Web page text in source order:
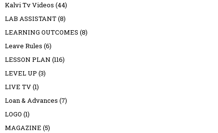
Kalvi Tv Videos (44)
LAB ASSISTANT(8)
LEARNING OUTCOMES (8)
Leave Rules (6)
LESSON PLAN (116)
LEVEL UP (3)
LIVE TV(1)
Loan & Advances (7)
LOGO (1)
MAGAZINE (5)